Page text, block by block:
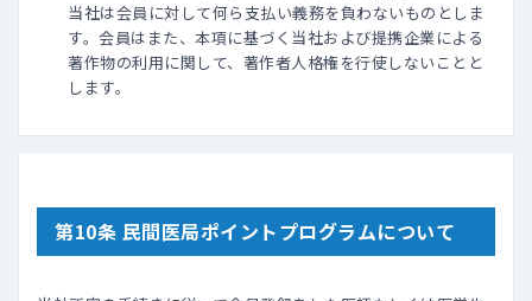
当社は会員に対して何ら支払い義務を負わないものとしま
す。会員はまた、本項に基づく当社および提携企業による
著作物の利用に関して、著作者人格権を行使しないことと
します。
第10条 民間医局ポイントプログラムについて